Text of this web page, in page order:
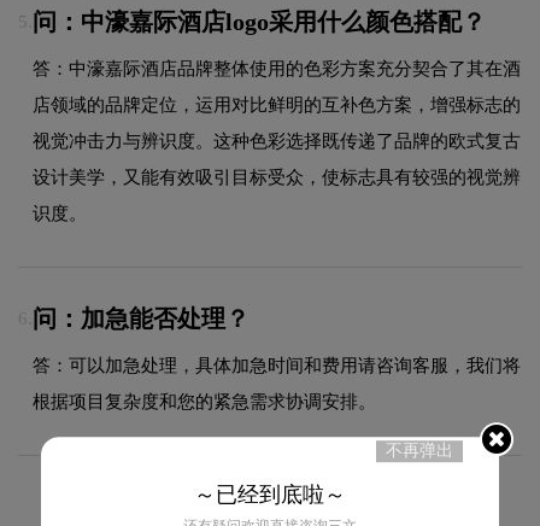
5. 问：中濠嘉际酒店logo采用什么颜色搭配？
答：中濠嘉际酒店品牌整体使用的色彩方案充分契合了其在酒
店领域的品牌定位，运用对比鲜明的互补色方案，增强标志的
视觉冲击力与辨识度。这种色彩选择既传递了品牌的欧式复古
设计美学，又能有效吸引目标受众，使标志具有较强的视觉辨
识度。
6. 问：加急能否处理？
答：可以加急处理，具体加急时间和费用请咨询客服，我们将
根据项目复杂度和您的紧急需求协调安排。
不再弹出
～已经到底啦～